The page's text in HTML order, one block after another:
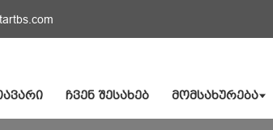
ᲩᲕᲔᲜ ᲨᲔᲡᲐᲮᲔᲑ ᲛᲝᲛᲡᲐᲮᲣᲠᲔᲑᲐ